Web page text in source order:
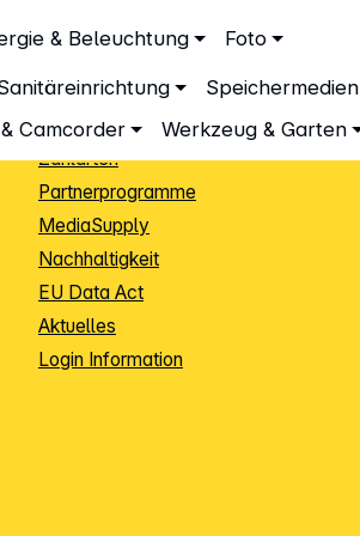
& Beleuchtung Foto
Speichermedien
Camcorder Werkzeug & Garten
Dropshipping
Info Guide
Zahlarten
Partnerprogramme
MediaSupply
Nachhaltigkeit
EU Data Act
Aktuelles
Login Information